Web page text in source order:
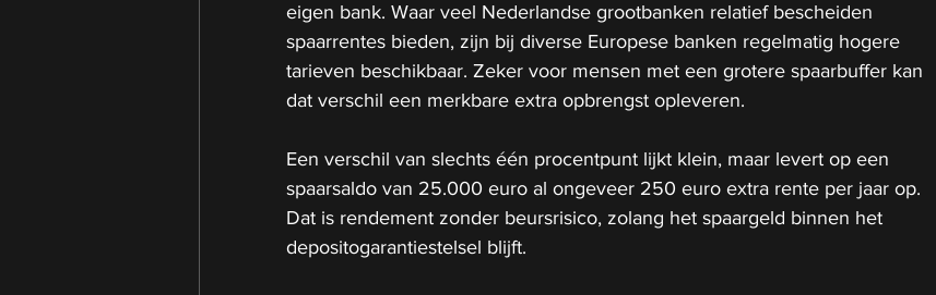
eigen bank. Waar veel Nederlandse grootbanken relatief bescheiden
spaarrentes bieden, zijn bij diverse Europese banken regelmatig hogere
tarieven beschikbaar. Zeker voor mensen met een grotere spaarbuffer kan
dat verschil een merkbare extra opbrengst opleveren.
Een verschil van slechts één procentpunt lijkt klein, maar levert op een
spaarsaldo van 25.000 euro al ongeveer 250 euro extra rente per jaar op.
Dat is rendement zonder beursrisico, zolang het spaargeld binnen het
depositogarantiestelsel blijft.